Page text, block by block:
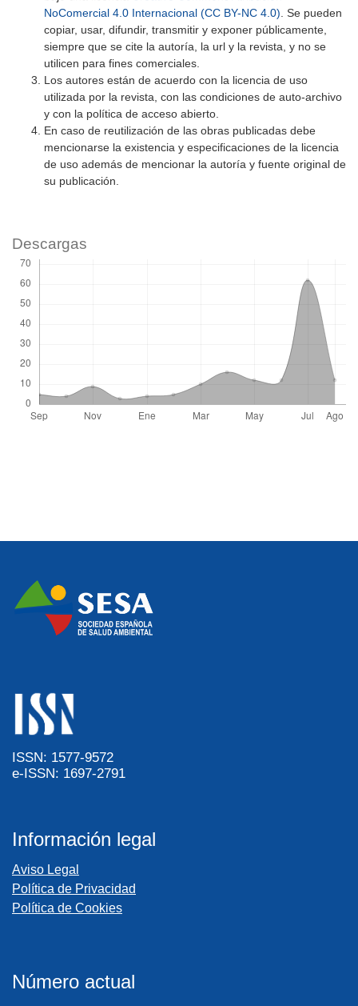
NoComercial 4.0 Internacional (CC BY-NC 4.0). Se pueden
copiar, usar, difundir, transmitir y exponer públicamente,
siempre que se cite la autoría, la url y la revista, y no se
utilicen para fines comerciales.
Los autores están de acuerdo con la licencia de uso
utilizada por la revista, con las condiciones de auto-archivo
y con la política de acceso abierto.
En caso de reutilización de las obras publicadas debe
mencionarse la existencia y especificaciones de la licencia
de uso además de mencionar la autoría y fuente original de
su publicación.
Descargas
ISSN: 1577-9572
e-ISSN: 1697-2791
Información legal
Aviso Legal
Política de Privacidad
Política de Cookies
Número actual